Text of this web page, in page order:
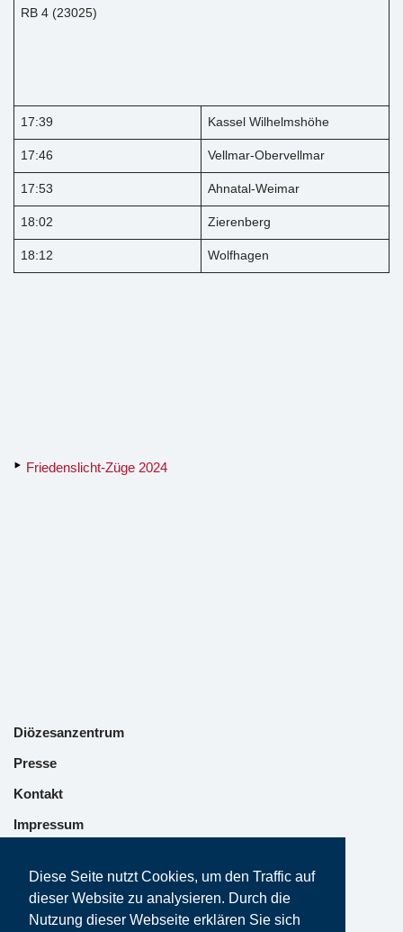
Diese Seite nutzt Cookies, um den Traffic auf
dieser Website zu analysieren. Durch die
Nutzung dieser Webseite erklären Sie sich
RB 4 (23025)
17:39 Kassel Wilhelmshöhe
17:46 Vellmar-Obervellmar
17:53 Ahnatal-Weimar
18:02 Zierenberg
18:12 Wolfhagen
Friedenslicht-Züge 2024
Diözesanzentrum
Presse
Kontakt
Impressum